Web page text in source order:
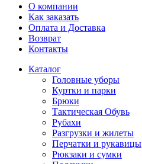
О компании
Как заказать
Оплата и Доставка
Возврат
Контакты
Каталог
Головные уборы
Куртки и парки
Брюки
Тактическая Обувь
Рубахи
Разгрузки и жилеты
Перчатки и рукавицы
Рюкзаки и сумки